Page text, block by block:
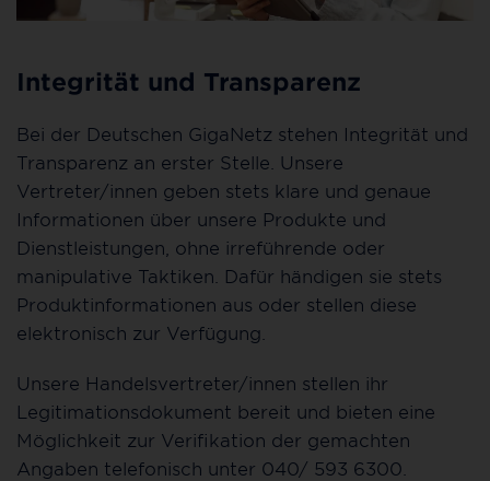
Integrität und Transparenz
Bei der Deutschen GigaNetz stehen Integrität und
Transparenz an erster Stelle. Unsere
Vertreter/innen geben stets klare und genaue
Informationen über unsere Produkte und
Dienstleistungen, ohne irreführende oder
manipulative Taktiken. Dafür händigen sie stets
Produktinformationen aus oder stellen diese
elektronisch zur Verfügung.
Unsere Handelsvertreter/innen stellen ihr
Legitimationsdokument bereit und bieten eine
Möglichkeit zur Verifikation der gemachten
Angaben telefonisch unter 040/ 593 6300.